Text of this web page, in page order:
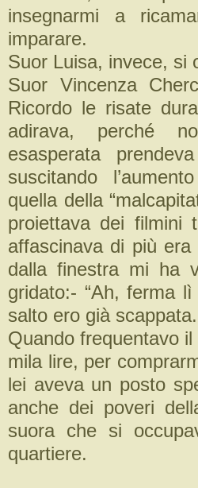
insegnarmi a
imparare.
Suor Luisa, invece, si
Suor Vincenza
Ricordo le risate
adirava, perché
esasperata
suscitando
quella della
proiettava dei filmini
affascinava di più
dalla finestra mi ha
gridato:- “Ah, ferma
salto ero già scappata.
Quando frequentavo
mila lire, per
lei aveva un posto
anche dei poveri
suora che si
quartiere.